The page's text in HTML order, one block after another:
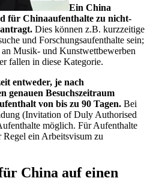
Ein China
für Chinaaufenthalte zu nicht-
Dies können z.B. kurzzeitige
und Forschungsaufenthalte sein;
Musik- und Kunstwettbewerben
fallen in diese Kategorie.
entweder, je nach
genauen Besuchszeitraum
von bis zu 90 Tagen. Bei
(Invitation of Duly Authorised
möglich. Für Aufenthalte
Regel ein Arbeitsvisum zu
China auf einen